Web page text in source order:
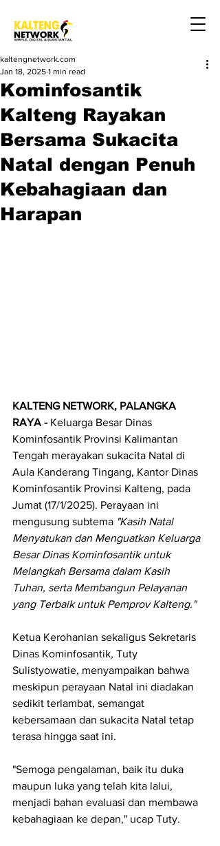
Kominfosantik
Kalteng Rayakan
Bersama Sukacita
Natal dengan Penuh
Kebahagiaan dan
Harapan
kaltengnetwork.com
Jan 18, 2025 1 min read
KALTENG NETWORK, PALANGKA
RAYA - Keluarga Besar Dinas
Kominfosantik Provinsi Kalimantan
Tengah merayakan sukacita Natal di
Aula Kanderang Tingang, Kantor Dinas
Kominfosantik Provinsi Kalteng, pada
Jumat (17/1/2025). Perayaan ini
mengusung subtema "Kasih Natal
Menyatukan dan Menguatkan Keluarga
Besar Dinas Kominfosantik untuk
Melangkah Bersama dalam Kasih
Tuhan, serta Membangun Pelayanan
yang Terbaik untuk Pemprov Kalteng."
Ketua Kerohanian sekaligus Sekretaris
Dinas Kominfosantik, Tuty
Sulistyowatie, menyampaikan bahwa
meskipun perayaan Natal ini diadakan
sedikit terlambat, semangat
kebersamaan dan sukacita Natal tetap
terasa hingga saat ini.
"Semoga pengalaman, baik itu duka
maupun luka yang telah kita lalui,
menjadi bahan evaluasi dan membawa
kebahagiaan ke depan," ucap Tuty.